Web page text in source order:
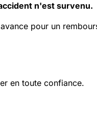
n'est survenu.
pour un
en toute confiance.